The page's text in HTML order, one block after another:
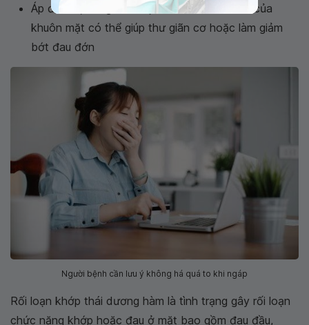
Áp đồ ấm, nóng ẩm hoặc nước đá các bên của
khuôn mặt có thể giúp thư giãn cơ hoặc làm giảm
bớt đau đớn
Người bệnh cần lưu ý không há quá to khi ngáp
Rối loạn khớp thái dương hàm là tình trạng gây rối loạn
chức năng khớp hoặc đau ở mặt bao gồm đau đầu,